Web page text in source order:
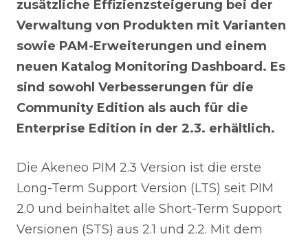
zusätzliche Effizienzsteigerung bei der
Verwaltung von Produkten mit Varianten
sowie PAM-Erweiterungen und einem
neuen Katalog Monitoring Dashboard. Es
sind sowohl Verbesserungen für die
Community Edition als auch für die
Enterprise Edition in der 2.3. erhältlich.
Die Akeneo PIM 2.3 Version ist die erste
Long-Term Support Version (LTS) seit PIM
2.0 und beinhaltet alle Short-Term Support
Versionen (STS) aus 2.1 und 2.2. Mit dem